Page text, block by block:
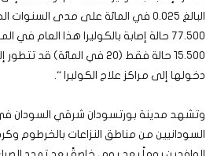
البالغ ٠.٠٢٥ في المائة على مدى
٧٧.٥٠٠ حالة إصابة بالكوليرا هذا العام
١٥.٥٠٠ حالة فقط (٢٠ في
دخولها إلى مراكز علاج الكوليرا “.
وتشهد مدينة بورتسودان شرقي السودان في
السودانيين من مناطق النزاعات بالخرطوم